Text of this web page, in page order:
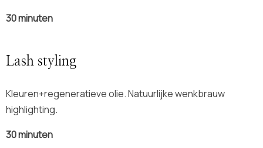
30minuten
Lash styling
Kleuren+regeneratieve olie. Natuurlijke wenkbrauw
highlighting.
30minuten